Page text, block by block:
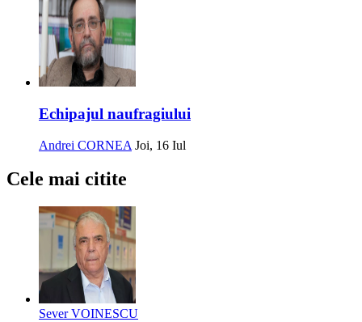
Echipajul naufragiului
Andrei CORNEA Joi, 16 Iul
Cele mai citite
Sever VOINESCU